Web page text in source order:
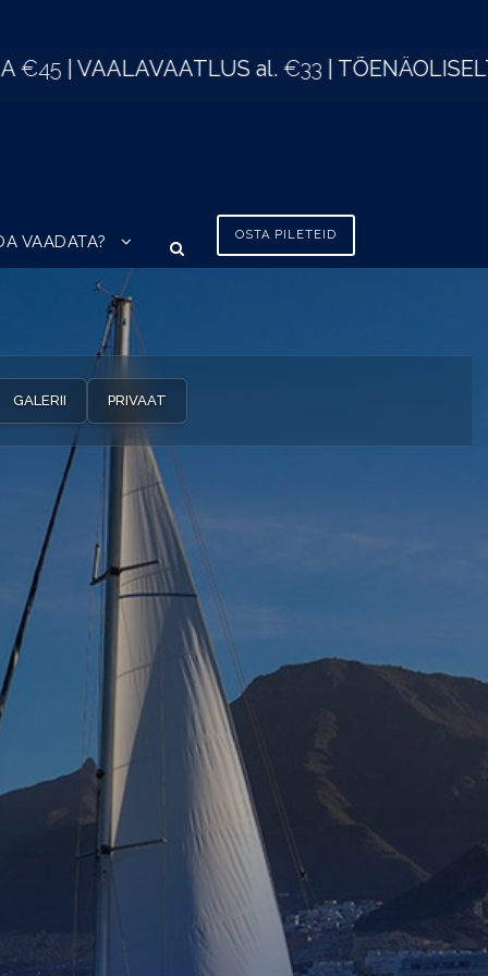
MUGAVAIM VEEBIPOOD TENERIFEL
VAADATA? OSTA PILETEID
GALERII PRIVAAT